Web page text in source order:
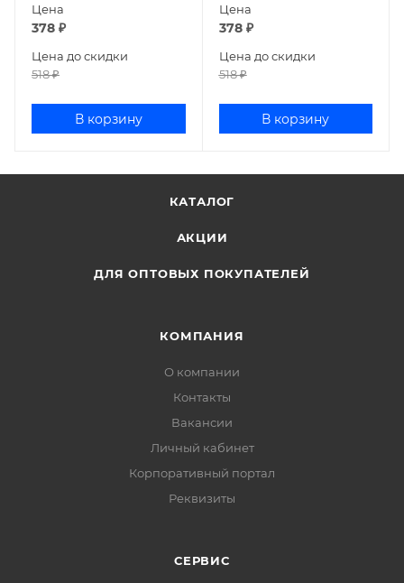
Цена
378 ₽
Цена до скидки
518₽
В корзину
Цена
378₽
Цена до скидки
518₽
В корзину
КАТАЛОГ
АКЦИИ
ДЛЯ ОПТОВЫХ ПОКУПАТЕЛЕЙ
КОМПАНИЯ
О компании
Контакты
Вакансии
Личный кабинет
Корпоративный портал
Реквизиты
СЕРВИС